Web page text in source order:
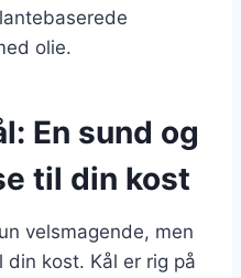
olie.
En sund og
til din kost
velsmagende, men
kost. Kål er rig på